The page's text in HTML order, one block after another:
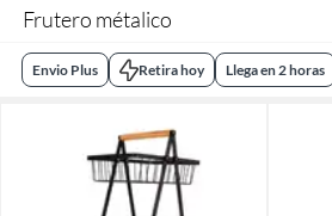
Frutero métalico
Envio Plus Retira hoy Llega en 2 horas